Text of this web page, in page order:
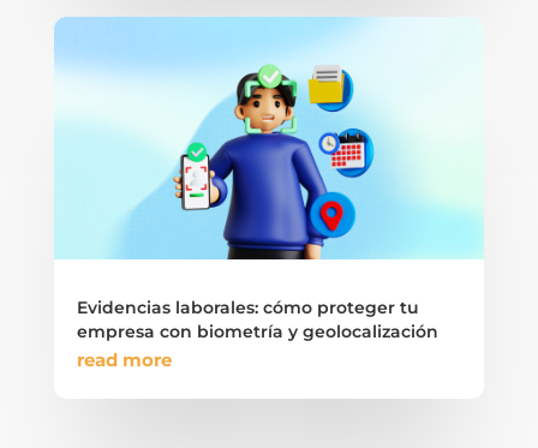
Evidencias laborales: cómo proteger tu
empresa con biometría y geolocalización
read more